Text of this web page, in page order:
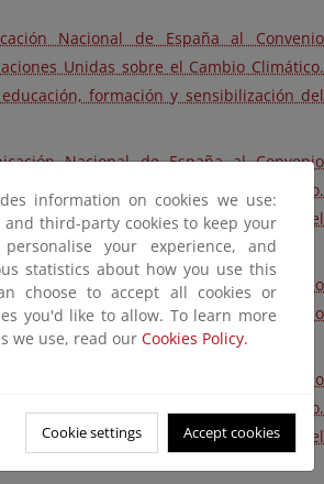
Nacional de España al Convenio
Unidas sobre el Cambio Climático.
formación y sensibilización del
Nacional de España al Convenio
Unidas sobre el Cambio Climático.
formación y sensibilización del
Nacional de España al Convenio Marco
Unidas sobre el Cambio Climático. Capítulo
formación y sensibilización del público
Nacional de España al Convenio
Unidas sobre el Cambio Climático.
educación, formación y sensibilización del
information on cookies we use:
and third-party cookies to keep your
your experience, and
statistics about how you use this
choose to accept all cookies or
you'd like to allow. To learn more
we use, read our Cookies Policy.
Cookie settings Accept cookies